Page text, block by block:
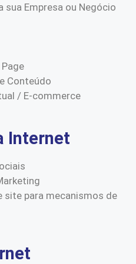
sua Empresa ou Negócio
Conteúdo
/ E-commerce
Internet
site para mecanismos de